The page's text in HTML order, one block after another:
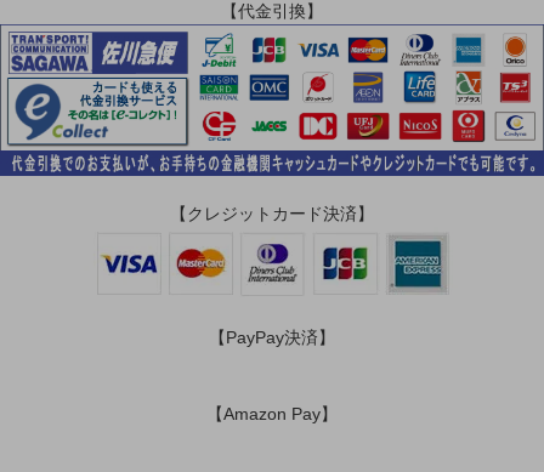
【代金引換】
【クレジットカード決済】
【PayPay決済】
【Amazon Pay】